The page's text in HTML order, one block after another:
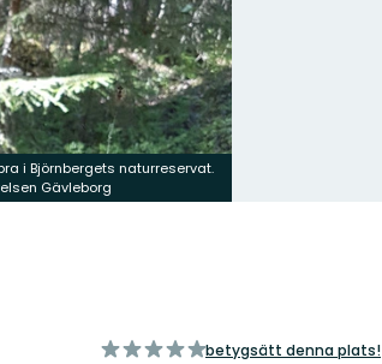
i Björnbergets naturreservat.
Gävleborg
av
betygsätt denna plats!